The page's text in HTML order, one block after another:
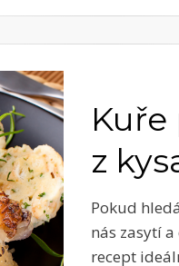
z
Pokud
nás zasytí
recept